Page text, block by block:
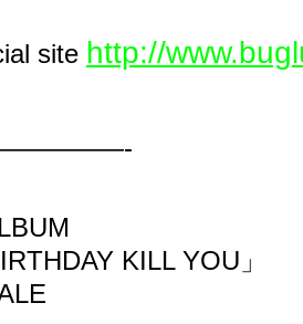
site http://
KILL YOU」